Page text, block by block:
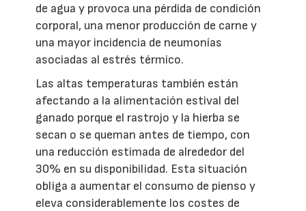
de agua y provoca una pérdida de condición
corporal, una menor producción de carne y
una mayor incidencia de neumonías
asociadas al estrés térmico.
Las altas temperaturas también están
afectando a la alimentación estival del
ganado porque el rastrojo y la hierba se
secan o se queman antes de tiempo, con
una reducción estimada de alrededor del
30% en su disponibilidad. Esta situación
obliga a aumentar el consumo de pienso y
eleva considerablemente los costes de